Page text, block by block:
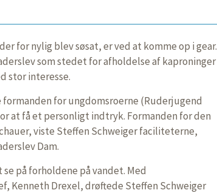
for nylig blev søsat, er ved at komme op i gear.
som stedet for afholdelse af kaproninger
stor interesse.
for ungdomsroerne (Ruderjugend
at få et personligt indtryk. Formanden for den
viste Steffen Schweiger faciliteterne,
Dam.
på forholdene på vandet. Med
Kenneth Drexel, drøftede Steffen Schweiger